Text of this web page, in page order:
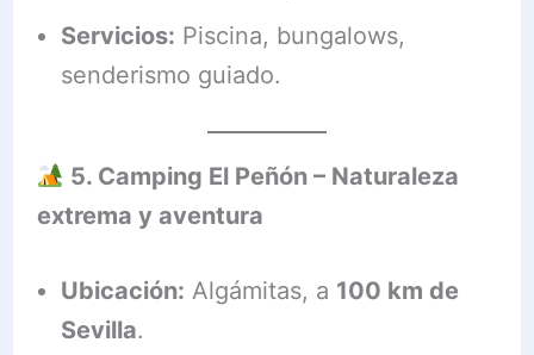
Servicios: Piscina, bungalows,
senderismo guiado.
5. Camping El Peñón – Naturaleza
extrema y aventura
Ubicación: Algámitas, a 100 km de
Sevilla.